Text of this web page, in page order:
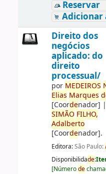
Reservar
Adicionar
Direito dos
negócios
aplicado: do
direito
processual/
por MEDEIROS
Elias Marques
[Coordenador] |
SIMÃO FILHO,
Adalberto
[Coordenador].
Editora:São Paulo:
Disponibilidade:
[Númerode